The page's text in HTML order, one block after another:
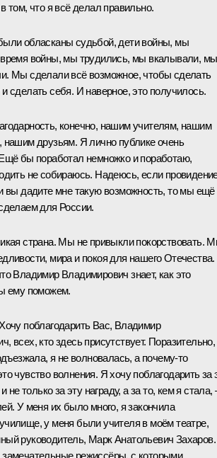
том, что я всё делал правильно.
обласканы судьбой, дети войны, мы
войны, мы трудились, мы вкалывали, мы
Мы сделали всё возможное, чтобы сделать
сделать себя. И наверное, это получилось.
конечно, нашим учителям, нашим
нашим друзьям. Я лично публике очень
бы поработал немножко и поработаю,
не собираюсь. Надеюсь, если
вы дадите мне такую возможность, то мы ещё
для России.
страна. Мы не привыкли покорствовать.
мира и покоя для нашего Отечества.
Владимир Владимирович знает, как это
ему поможем.
поблагодарить Вас, Владимир
всех, кто здесь присутствует. Поразительно,
я не волновалась, а почему‑то
чувство волнения. Я хочу поблагодарить за
не только за эту награду, а за то, кем я стала,
У меня их было много, я закончила
у меня были учителя в моём театре,
руководитель, Марк Анатольевич Захаров.
режиссёры, с которыми